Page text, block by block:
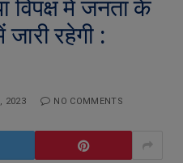
विपक्ष में जनता के
रहेगी :
2023 NO COMMENTS